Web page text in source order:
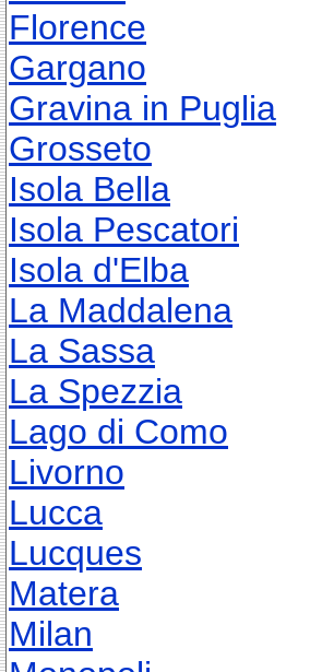
Florence
Gargano
Gravina in Puglia
Grosseto
Isola Bella
Isola Pescatori
Isola d'Elba
La Maddalena
La Sassa
La Spezzia
Lago di Como
Livorno
Lucca
Lucques
Matera
Milan